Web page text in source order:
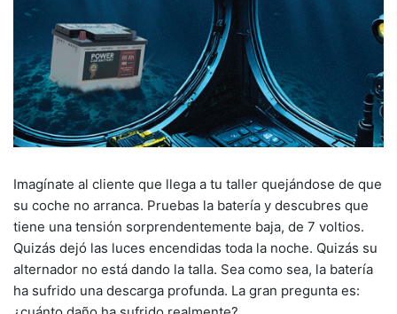
Imagínate al cliente que llega a tu taller quejándose de que
su coche no arranca. Pruebas la batería y descubres que
tiene una tensión sorprendentemente baja, de 7 voltios.
Quizás dejó las luces encendidas toda la noche. Quizás su
alternador no está dando la talla. Sea como sea, la batería
ha sufrido una descarga profunda. La gran pregunta es: